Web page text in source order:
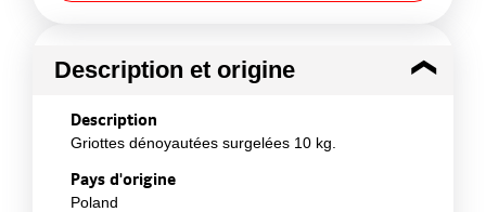
Description et origine
Description
Griottes dénoyautées surgelées 10 kg.
Pays d'origine
Poland